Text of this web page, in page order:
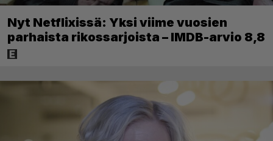
Nyt Netflixissä: Yksi viime vuosien
parhaista rikossarjoista – IMDB-arvio 8,8